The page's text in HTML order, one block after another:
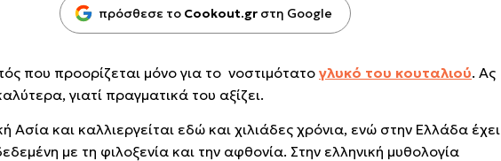
πρόσθεσε το Cookout.gr στη Google
που προορίζεται μόνο για το νοστιμότατο γλυκό του κουταλιού. Ας
γιατί πραγματικά του αξίζει.
Ασία και καλλιεργείται εδώ και χιλιάδες χρόνια, ενώ στην Ελλάδα έχει
με τη φιλοξενία και την αφθονία. Στην ελληνική μυθολογία